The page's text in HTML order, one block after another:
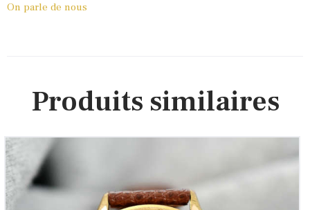
On parle de nous
Produits similaires
Courtoise vintage « Montre habillée de Courtoisie »